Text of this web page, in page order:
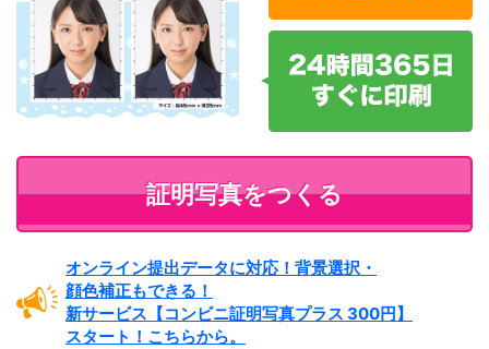
証明写真をつくる
オンライン提出データに対応！ 背景選択・
顔色補正もできる！
新サービス 【コンビニ証明写真プラス 300円】
スタート！こちらから。